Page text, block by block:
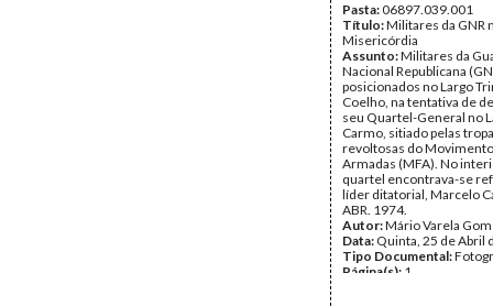
Pasta:06897.039.001
Título:Militares da GNR
Misericórdia
Assunto:Militares da
Nacional Republicana
posicionados no Largo
Coelho, na tentativa de
seu Quartel-General no
Carmo, sitiado pelas
revoltosas do
Armadas (MFA). No
quartel encontrava-se
líder ditatorial, Marcelo
ABR. 1974.
Autor:Mário Varela
Data: Quinta, 25 de Abril
Tipo Documental:
Página(s): 1